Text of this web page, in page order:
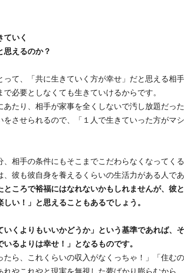
ていく
思えるのか？
って、「共に生きていく方が幸せ」だと思える相
必要としなくても生きていけるからです。
あたり、相手が家事を全くしないで汚し放題だっ
をさせられるので、「１人で生きていった方がマ
、相手の条件にもそこまでこだわらなくなってく
、彼も彼自身を養えるくらいの生活力がある人で
ところで裕福にはなれないかもしれませんが、彼
い！」と思えることもあるでしょう。
いくよりもいいかどうか」という基準であれば、
るよりは幸せ！」となるものです。
たら、これくらいの収入がなくっちゃ！」「住む
れやこれやと現実を無視した夢ばかり膨らむから